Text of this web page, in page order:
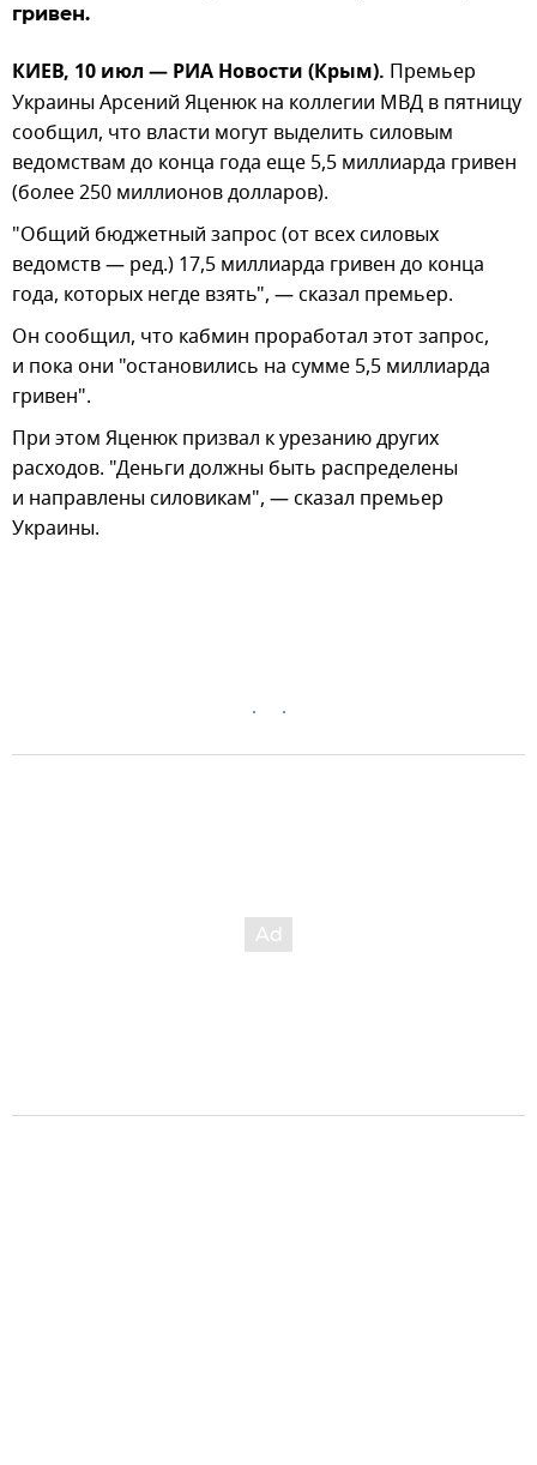
гривен.
КИЕВ, 10 июл — РИА Новости (Крым). Премьер
Украины Арсений Яценюк на коллегии МВД в пятницу
сообщил, что власти могут выделить силовым
ведомствам до конца года еще 5,5 миллиарда гривен
(более 250 миллионов долларов).
"Общий бюджетный запрос (от всех силовых
ведомств — ред.) 17,5 миллиарда гривен до конца
года, которых негде взять", — сказал премьер.
Он сообщил, что кабмин проработал этот запрос,
и пока они "остановились на сумме 5,5 миллиарда
гривен".
При этом Яценюк призвал к урезанию других
расходов. "Деньги должны быть распределены
и направлены силовикам", — сказал премьер
Украины.